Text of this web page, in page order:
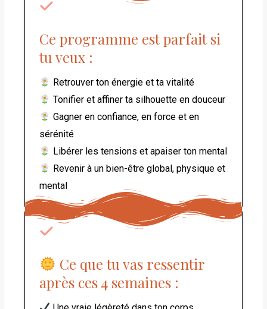
Ce programme est parfait si
tu veux :
Retrouver ton énergie et ta vitalité
Tonifier et affiner ta silhouette en douceur
Gagner en confiance, en force et en
sérénité
Libérer les tensions et apaiser ton mental
Revenir à un bien-être global, physique et
mental
Ce que tu vas ressentir
après ces 4 semaines :